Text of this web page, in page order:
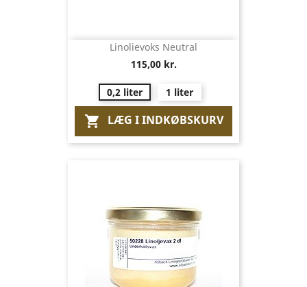
Linolievoks Neutral
115,00 kr.
0,2 liter 1 liter
 LÆG I INDKØBSKURV